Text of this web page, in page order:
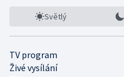
Světlý
TV program
Živé vysílání